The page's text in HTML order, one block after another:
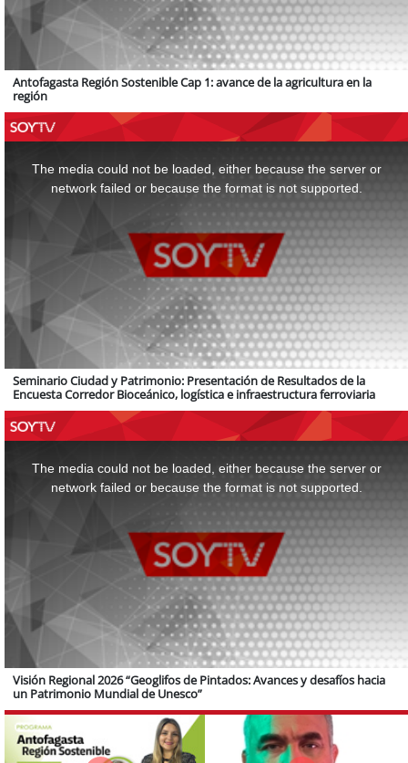
Antofagasta Región Sostenible Cap 1: avance de la agricultura en la
región
The media could not be loaded, either because the server or
network failed or because the format is not supported.
Seminario Ciudad y Patrimonio: Presentación de Resultados de la
Encuesta Corredor Bioceánico, logística e infraestructura ferroviaria
The media could not be loaded, either because the server or
network failed or because the format is not supported.
Visión Regional 2026 “Geoglifos de Pintados: Avances y desafíos hacia
un Patrimonio Mundial de Unesco”